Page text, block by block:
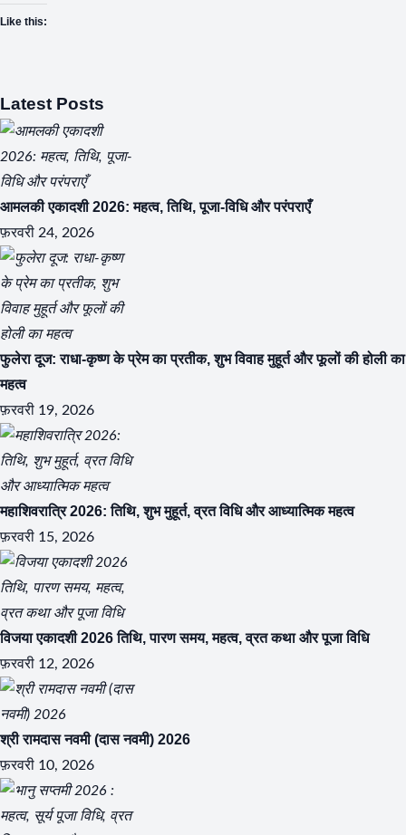
Like this:
Latest Posts
आमलकी एकादशी 2026: महत्व, तिथि, पूजा-विधि और परंपराएँ
फ़रवरी 24, 2026
फुलेरा दूज: राधा-कृष्ण के प्रेम का प्रतीक, शुभ विवाह मुहूर्त और फूलों की होली का
महत्व
फ़रवरी 19, 2026
महाशिवरात्रि 2026: तिथि, शुभ मुहूर्त, व्रत विधि और आध्यात्मिक महत्व
फ़रवरी 15, 2026
विजया एकादशी 2026 तिथि, पारण समय, महत्व, व्रत कथा और पूजा विधि
फ़रवरी 12, 2026
श्री रामदास नवमी (दास नवमी) 2026
फ़रवरी 10, 2026